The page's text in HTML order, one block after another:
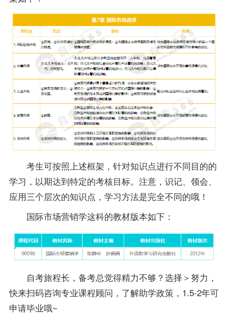
考生可按照上述框架，针对知识点进行不同目的的
学习，以期达到特定的考核目标。注意，识记、领会、
应用三个层次的知识点，学习方法是完全不同的哦！
国际市场营销学这科的教材版本如下：
自考旅程长，备考总觉得精力不够？选择＞努力，
快来扫码咨询专业课程顾问，了解助学政策，1.5-2年可
申请毕业哦~